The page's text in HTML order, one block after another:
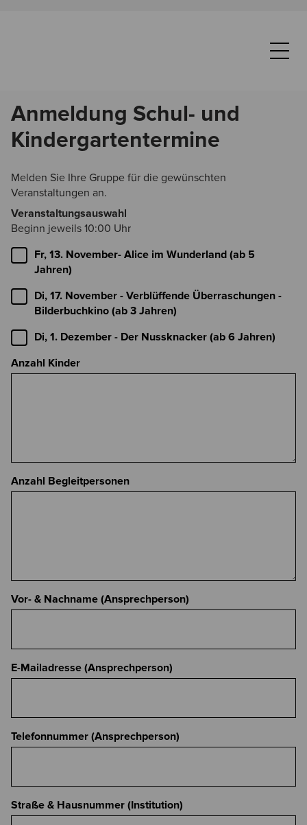
Anmeldung Schul- und
Kindergartentermine
Melden Sie Ihre Gruppe für die gewünschten
Veranstaltungen an.
Veranstaltungsauswahl
Beginn jeweils 10:00 Uhr
Fr, 13. November- Alice im Wunderland (ab 5
Jahren)
Di, 17. November - Verblüffende Überraschungen -
Bilderbuchkino (ab 3 Jahren)
Di, 1. Dezember - Der Nussknacker (ab 6 Jahren)
Anzahl Kinder
Anzahl Begleitpersonen
Vor- & Nachname (Ansprechperson)
E-Mailadresse (Ansprechperson)
Telefonnummer (Ansprechperson)
Straße & Hausnummer (Institution)
(optional)